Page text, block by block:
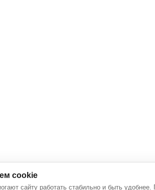
cookie
сайту работать стабильно и быть